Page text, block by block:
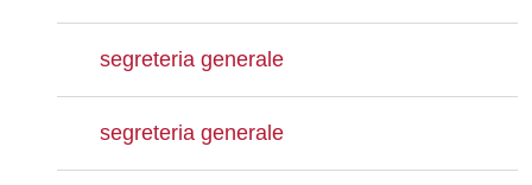
segreteria generale
segreteria generale